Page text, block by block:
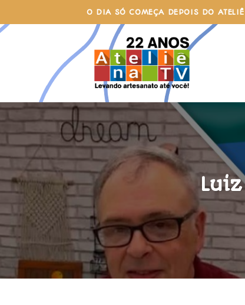
to
content
O DIA SÓ COMEÇA DEPOIS DO